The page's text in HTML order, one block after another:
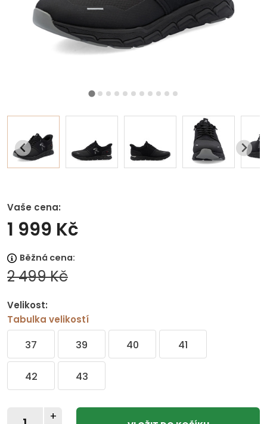
Vaše cena:
1 999 Kč
Běžná cena:
2 499 Kč
Velikost:
Tabulka velikostí
37 39 40 41
42 43
+